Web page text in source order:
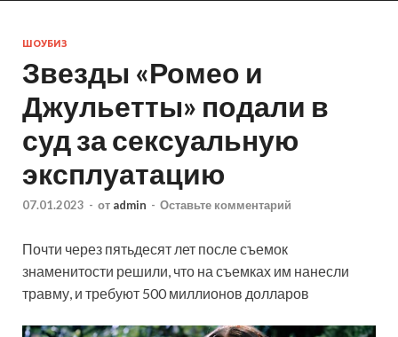
ШОУБИЗ
Звезды «Ромео и
Джульетты» подали в
суд за сексуальную
эксплуатацию
07.01.2023 - от admin - Оставьте комментарий
Почти через пятьдесят лет после съемок
знаменитости решили, что на съемках им нанесли
травму, и требуют 500 миллионов долларов